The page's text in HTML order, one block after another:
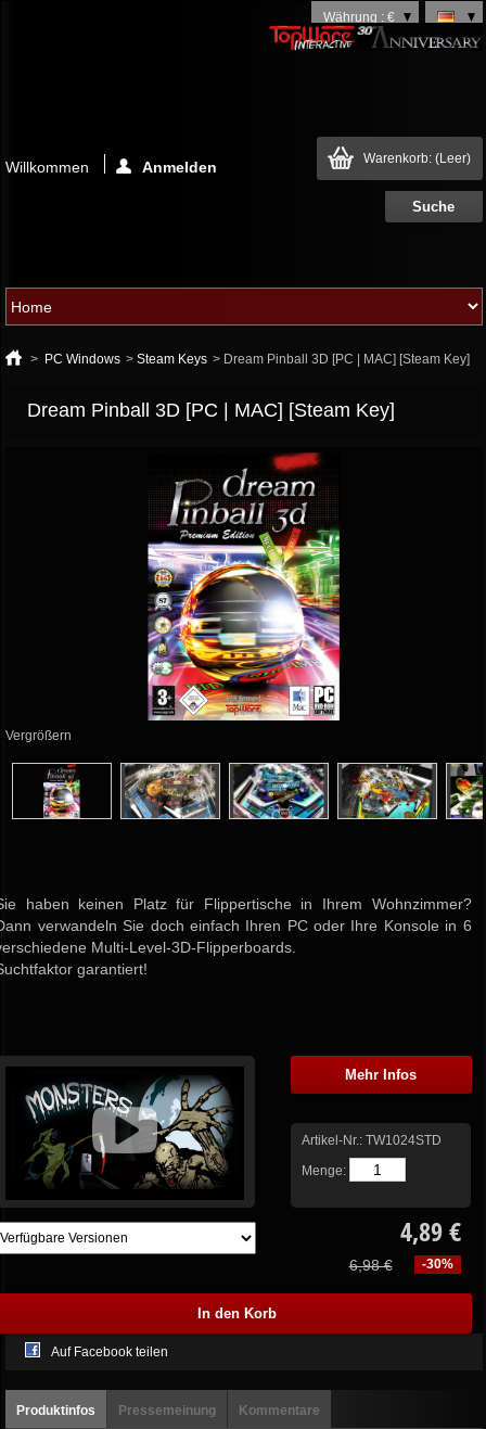
Währung : €
Warenkorb: (Leer)
Willkommen Anmelden
> PC Windows > Steam Keys > Dream Pinball 3D [PC | MAC] [Steam Key]
Dream Pinball 3D [PC | MAC] [Steam Key]
Vergrößern
haben keinen Platz für Flippertische in Ihrem Wohnzimmer?
verwandeln Sie doch einfach Ihren PC oder Ihre Konsole in 6
Multi-Level-3D-Flipperboards.
garantiert!
Mehr Infos
Artikel-Nr.: TW1024STD
Menge:
4,89 €
-30%
6,98 €
Auf Facebook teilen
Produktinfos Pressemeinung Kommentare